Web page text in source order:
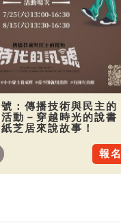
號：傳播技術與民主的
動－穿越時光的說書
芝居來說故事！
報名